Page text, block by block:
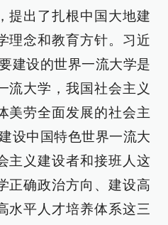
提出了扎根中国大地建
理念和教育方针。习近
建设的世界一流大学是
流大学，我国社会主义
美劳全面发展的社会主
设中国特色世界一流大
主义建设者和接班人这
正确政治方向、建设高
水平人才培养体系这三